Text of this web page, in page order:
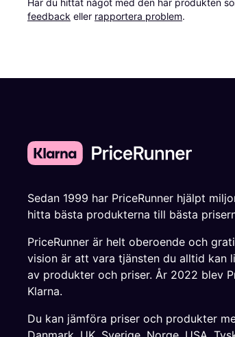
feedback eller rapportera problem.
Sedan 1999 har PriceRunner hjälpt
hitta bästa produkterna till bästa
PriceRunner är helt oberoende och
vision är att vara tjänsten du alltid kan
av produkter och priser. År 2022 blev
Klarna.
Du kan jämföra priser och produkter